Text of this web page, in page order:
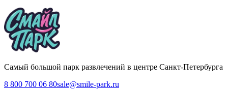
Самый большой парк развлечений в центре Санкт-Петербурга
8 800 700 06 80sale@smile-park.ru